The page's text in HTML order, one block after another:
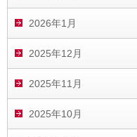
2026年1月
2025年12月
2025年11月
2025年10月